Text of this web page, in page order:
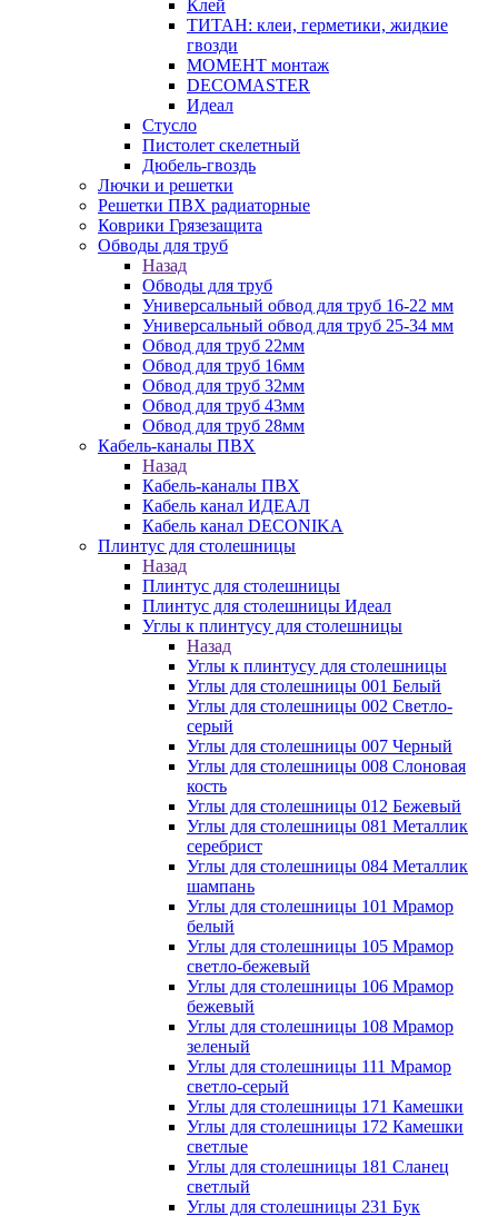
Клей
ТИТАН: клеи, герметики, жидкие
гвозди
МОМЕНТ монтаж
DECOMASTER
Идеал
Стусло
Пистолет скелетный
Дюбель-гвоздь
Лючки и решетки
Решетки ПВХ радиаторные
Коврики Грязезащита
Обводы для труб
Назад
Обводы для труб
Универсальный обвод для труб 16-22 мм
Универсальный обвод для труб 25-34 мм
Обвод для труб 22мм
Обвод для труб 16мм
Обвод для труб 32мм
Обвод для труб 43мм
Обвод для труб 28мм
Кабель-каналы ПВХ
Назад
Кабель-каналы ПВХ
Кабель канал ИДЕАЛ
Кабель канал DECONIKA
Плинтус для столешницы
Назад
Плинтус для столешницы
Плинтус для столешницы Идеал
Углы к плинтусу для столешницы
Назад
Углы к плинтусу для столешницы
Углы для столешницы 001 Белый
Углы для столешницы 002 Светло-
серый
Углы для столешницы 007 Черный
Углы для столешницы 008 Слоновая
кость
Углы для столешницы 012 Бежевый
Углы для столешницы 081 Металлик
серебрист
Углы для столешницы 084 Металлик
шампань
Углы для столешницы 101 Мрамор
белый
Углы для столешницы 105 Мрамор
светло-бежевый
Углы для столешницы 106 Мрамор
бежевый
Углы для столешницы 108 Мрамор
зеленый
Углы для столешницы 111 Мрамор
светло-серый
Углы для столешницы 171 Камешки
Углы для столешницы 172 Камешки
светлые
Углы для столешницы 181 Сланец
светлый
Углы для столешницы 231 Бук